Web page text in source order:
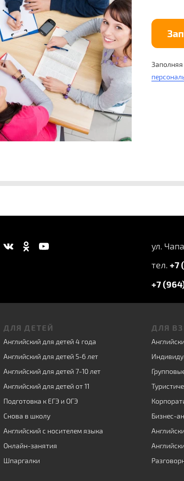
Заполняя
ул.
тел. +7
+7
ДЛЯ ДЕТЕЙ
Английский для детей 4 года
Английский для детей 5-6 лет
Английский для детей 7-10 лет
Английский для детей от 11
Подготовка к ЕГЭ и ОГЭ
Снова в школу
Английский с носителем языка
Онлайн-занятия
Шпаргалки
ДЛЯ
Бизнес-